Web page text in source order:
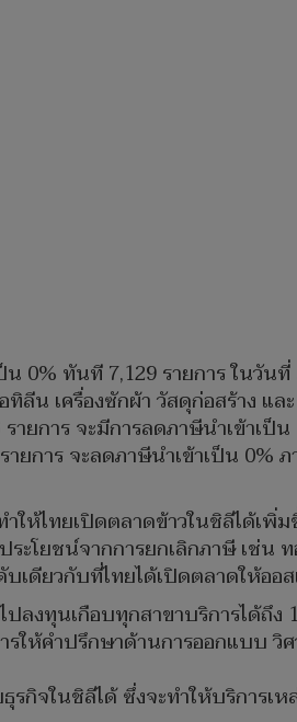
0% ทันที 7,129 รายการ ในวันที่
น เครื่องซักผ้า วัสดุก่อสร้าง และ
ยการ จะมีการลดภาษีนำเข้าเป็น
ยการ จะลดภาษีนำเข้าเป็น 0% ภ
ให้ไทยเปิดตลาดข้าวในชิลีได้เพิ่
ะโยชน์จากการยกเลิกภาษี เช่น
เดียวกับที่ไทยได้เปิดตลาดให้ออส
ลงทุนเกือบทุกสาขาบริการได้ถึง
ให้คำปรึกษาด้านการออกแบบ วิ
กิจในชิลีได้ ซึ่งจะทำให้บริการเห